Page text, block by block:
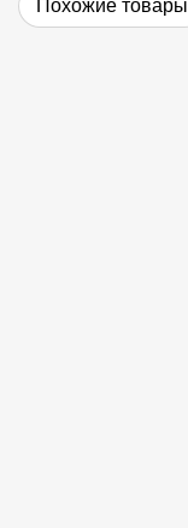
Похожие товары